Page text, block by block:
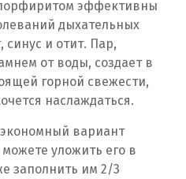
эффективны
дыхательных
синус и отит. Пар,
от воды, создает в
горной свежести,
наслаждаться.
вариант
уложить его в
заполнить им 2/3